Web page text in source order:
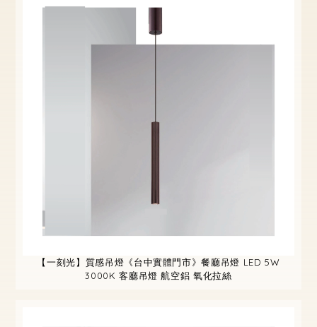
【一刻光】質感吊燈《台中實體門市》餐廳吊燈 LED 5W
3000K 客廳吊燈 航空鋁 氧化拉絲